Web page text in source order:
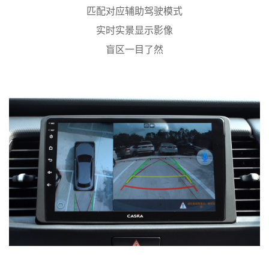
匹配对应辅助驾驶模式
实时实景显示影像
盲区一目了然